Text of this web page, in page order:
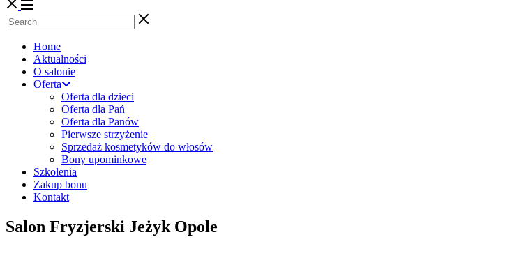
Home
Aktualności
O salonie
Oferta
Oferta dla dzieci
Oferta dla Pań
Oferta dla Panów
Pierwsze strzyżenie
Sprzedaż kosmetyków do włosów
Bony upominkowe
Szkolenia
Zakup bonu
Kontakt
Salon Fryzjerski Jeżyk Opole